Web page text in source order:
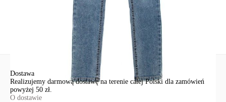
Dostawa
Realizujemy darmową dostawę na terenie całej Polski dla zamówień
powyżej 50 zł.
O dostawie